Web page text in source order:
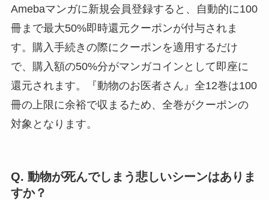
Amebaマンガに新規会員登録すると、自動的に100
冊まで最大50%即時還元クーポンが付与されま
す。購入手続きの際にクーポンを適用するだけ
で、購入額の50%分がマンガコインとして即座に
還元されます。『動物のお医者さん』全12巻は100
冊の上限に余裕で収まるため、全巻がクーポンの
対象となります。
Q. 動物が死んでしまう悲しいシーンはありま
すか？